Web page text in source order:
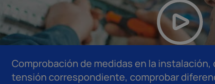
Comprobación de medidas en la
tensión correspondiente, comprobar